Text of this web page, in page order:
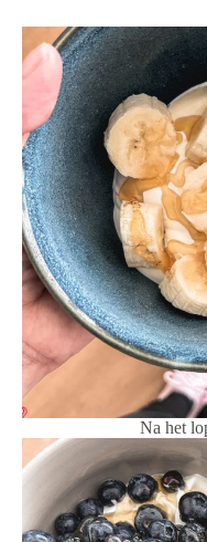
Na het